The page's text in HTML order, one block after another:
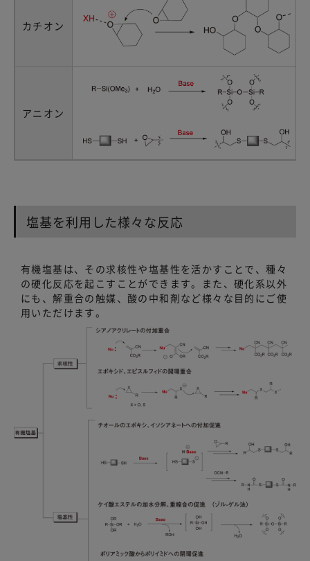
カチオン
アニオン
塩基を利用した様々な反応
有機塩基は、その求核性や塩基性を活かすことで、種々
の硬化反応を起こすことができます。また、硬化系以外
にも、解重合の触媒、酸の中和剤など様々な目的にご使
用いただけます。